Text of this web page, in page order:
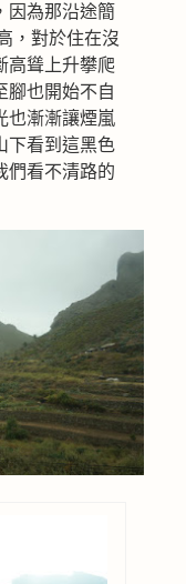
因為那沿途簡
，對於住在沒
高聳上升攀爬
腳也開始不自
也漸漸讓煙嵐
下看到這黑色
們看不清路的